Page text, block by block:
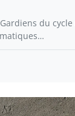
Gardiens du